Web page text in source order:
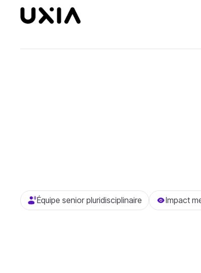
Équipe senior pluridisciplinaire Impact